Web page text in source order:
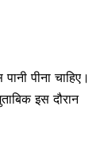
पीना चाहिए।
इस दौरान